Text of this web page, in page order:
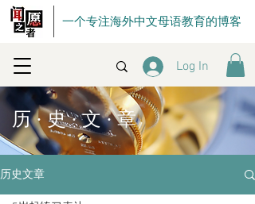
一个专注海外中文母语教育的博客
Log In
历 · 史 · 文 · 章
历史文章